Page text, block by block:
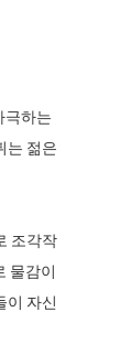
극하는
는 젊은
조각작
물감이
이 자신